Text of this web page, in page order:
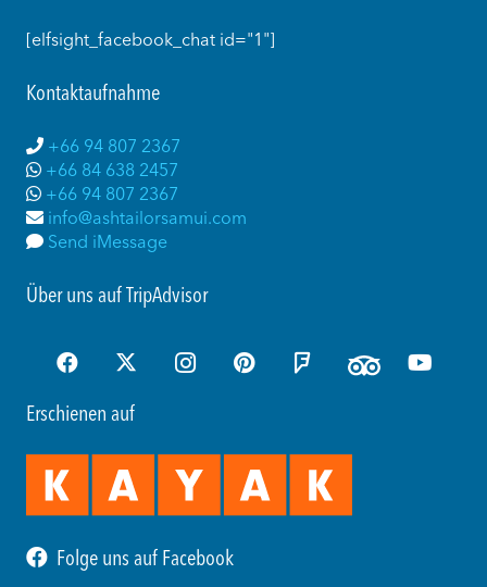
[elfsight_facebook_chat id="1"]
Kontaktaufnahme
+66 94 807 2367
+66 84 638 2457
+66 94 807 2367
info@ashtailorsamui.com
Send iMessage
Über uns auf TripAdvisor
Erschienen auf
Folge uns auf Facebook